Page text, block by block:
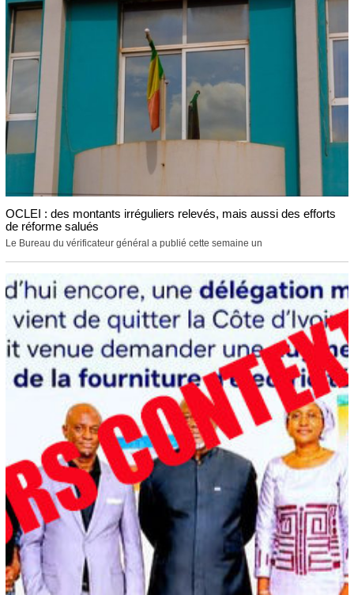
OCLEI : des montants irréguliers relevés, mais aussi des efforts
de réforme salués
Le Bureau du vérificateur général a publié cette semaine un